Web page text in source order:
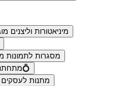
מיניאטורות וליצנים
מסגרות לתמונות
מוגדר לפי קטגוריה: מתחתנים💍
מתנות לעסקים